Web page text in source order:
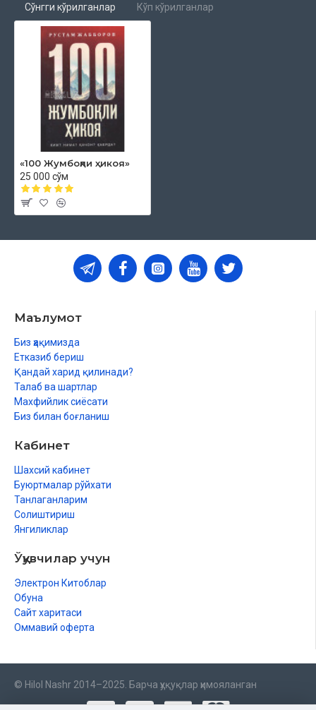
Сўнгги кўрилганлар Кўп кўрилганлар
«100 Жумбоқли ҳикоя»
25 000 сўм
Маълумот
Биз ҳақимизда
Етказиб бериш
Қандай харид қилинади?
Талаб ва шартлар
Махфийлик сиёсати
Биз билан боғланиш
Кабинет
Шахсий кабинет
Буюртмалар рўйхати
Танлаганларим
Солиштириш
Янгиликлар
Ўқувчилар учун
Электрон Китоблар
Обуна
Сайт харитаси
Оммавий оферта
© Hilol Nashr 2014–2025. Барча ҳуқуқлар ҳимояланган